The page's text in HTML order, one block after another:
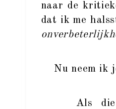
naar de
dat ik me
Nu neem ik
Als die